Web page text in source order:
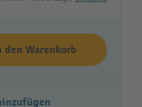
den Warenkorb